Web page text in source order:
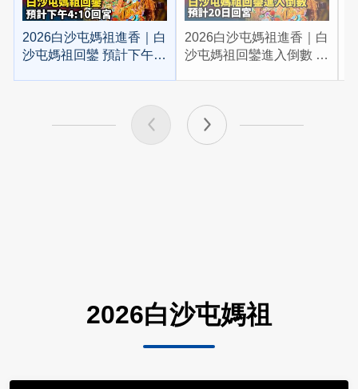
2026白沙屯媽祖進香｜白
沙屯媽祖回鑾 預計下午
2026白沙屯媽祖進香｜白
沙屯媽祖回鑾進入倒數 預
2026白沙屯媽祖